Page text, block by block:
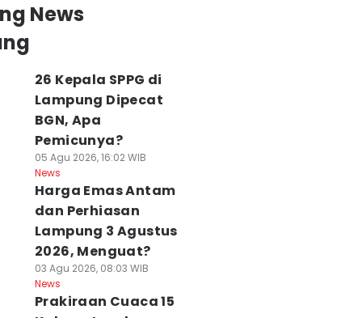
News
26 Kepala SPPG di
Lampung Dipecat
BGN, Apa
Pemicunya?
05 Agu 2026, 16:02 WIB
News
Harga Emas Antam
dan Perhiasan
Lampung 3 Agustus
2026, Menguat?
03 Agu 2026, 08:03 WIB
News
Prakiraan Cuaca 15